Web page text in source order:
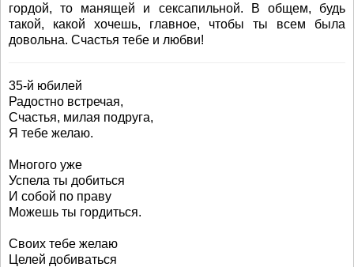
гордой, то манящей и сексапильной. В общем, будь
такой, какой хочешь, главное, чтобы ты всем была
довольна. Счастья тебе и любви!
35-й юбилей
Радостно встречая,
Счастья, милая подруга,
Я тебе желаю.
Многого уже
Успела ты добиться
И собой по праву
Можешь ты гордиться.
Своих тебе желаю
Целей добиваться